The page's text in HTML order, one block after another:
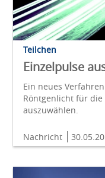
Teilchen
Einzelpulse
Ein neues
Röntgenlicht für die
auszuwählen.
Nachricht